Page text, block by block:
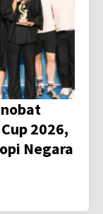
2026,
Negara